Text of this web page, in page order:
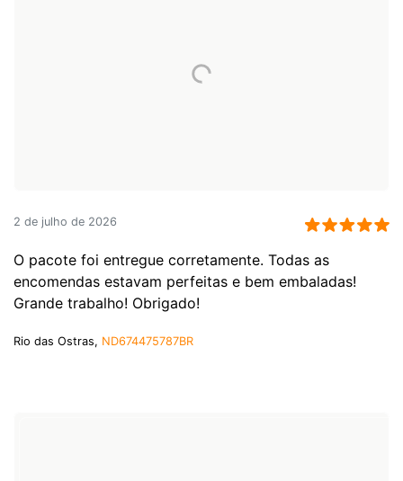
2 de julho de 2026
O pacote foi entregue corretamente. Todas as
encomendas estavam perfeitas e bem embaladas!
Grande trabalho! Obrigado!
Rio das Ostras, ND674475787BR